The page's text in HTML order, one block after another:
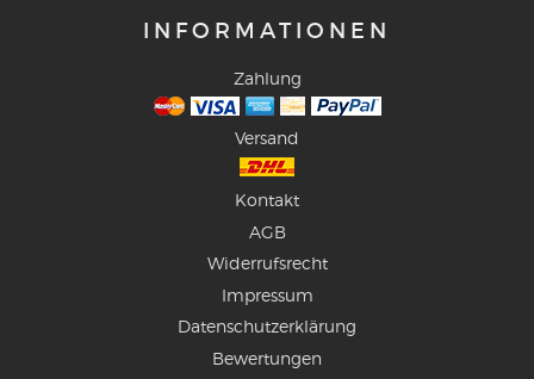
INFORMATIONEN
Zahlung
Versand
Kontakt
AGB
Widerrufsrecht
Impressum
Datenschutzerklärung
Bewertungen